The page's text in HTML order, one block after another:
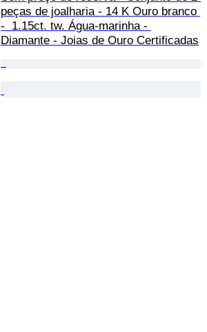
peças de joalharia - 14 K Ouro branco
-  1.15ct. tw. Água-marinha -
Diamante - Joias de Ouro Certificadas